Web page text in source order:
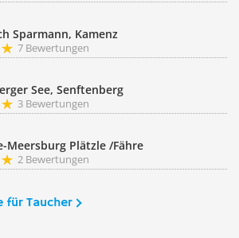
Sparmann, Kamenz
7 Bewertungen
See, Senftenberg
3 Bewertungen
Meersburg Plätzle /Fähre
2 Bewertungen
für Taucher